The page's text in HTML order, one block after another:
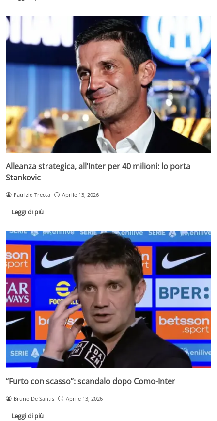
Alleanza strategica, all’Inter per 40 milioni: lo porta
Stankovic
Patrizio Trecca Aprile 13, 2026
Leggi di più
“Furto con scasso”: scandalo dopo Como-Inter
Bruno De Santis Aprile 13, 2026
Leggi di più